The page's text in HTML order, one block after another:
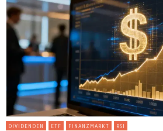
DIVIDENDEN ETF FINANZMARKT
RSI